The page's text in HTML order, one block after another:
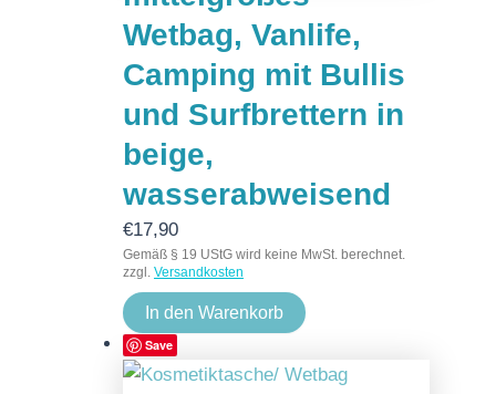
Wetbag, Vanlife,
Camping mit Bullis
und Surfbrettern in
beige,
wasserabweisend
€17,90
Gemäß § 19 UStG wird keine MwSt. berechnet.
zzgl. Versandkosten
In den Warenkorb
Save